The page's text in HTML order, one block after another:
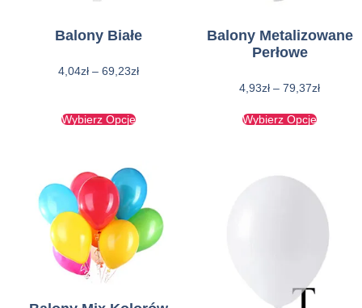
Balony Białe
4,04zł – 69,23zł
Wybierz Opcje
Balony Metalizowane
Perłowe
4,93zł – 79,37zł
Wybierz Opcje